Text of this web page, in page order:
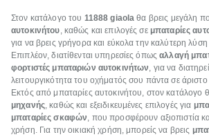
Στον κατάλογο του 11888 giaola θα βρεις μεγάλη
αυτοκινήτου, καθώς και επιλογές σε μπαταρίες
για να βρεις γρήγορα και εύκολα την καλύτερη
Επιπλέον, διατίθενται υπηρεσίες όπωςαλλαγή
φορτιστές μπαταριών αυτοκινήτων, για να
λειτουργικότητα του οχήματός σου πάντα σε
Εκτός από μπαταρίες αυτοκινήτου, στον κατάλογο
μηχανής, καθώς και εξειδικευμένες επιλογές για
μπαταρίες σκαφών, που προσφέρουν αξιοπιστία
χρήση. Για την οικιακή χρήση, μπορείς να βρεις